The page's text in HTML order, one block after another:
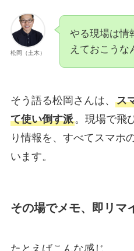
松岡（土木）
やる現場は情
えておこうな
そう語る松岡さんは、 ス
て使い倒す派。現場で飛
り情報を、すべてスマホ
います。
その場でメモ、即リマ
たとえばこんな感じ